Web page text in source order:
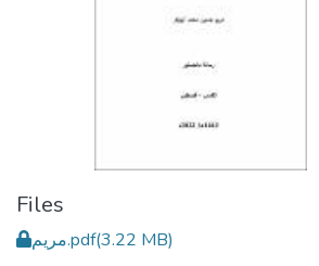
Files
مريم.pdf(3.22 MB)